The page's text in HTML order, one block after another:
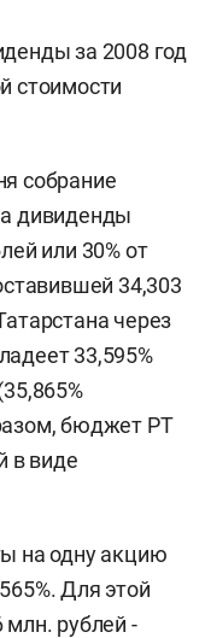
за 2008 год
стоимости
собрание
дивиденды
или 30% от
34,303
через
33,595%
бюджет РТ
в виде
на одну акцию
Для этой
рублей -